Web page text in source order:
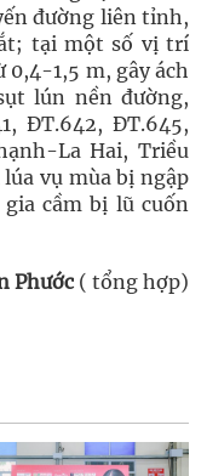
đường liên tỉnh,
tại một số vị trí
1,5 m, gây ách
lún nền đường,
ĐT.642, ĐT.645,
La Hai, Triều
vụ mùa bị ngập
gia cầm bị lũ cuốn
Phước ( tổng hợp)